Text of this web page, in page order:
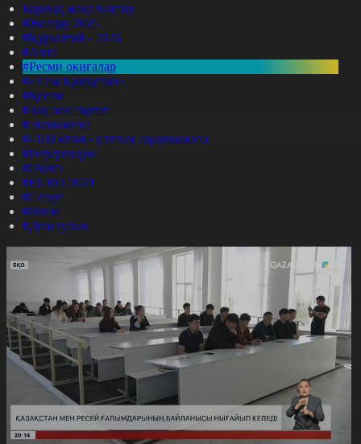
Барлық жаңалықтар
#Жолдау 2025
#Құрылтай - 2026
#Апта
#Ресми оқиғалар
#«Таза Қазақстан»
#Қоғам
#Заң мен тәртіп
#Экономика
#«100 кітап» ұлттық сауалнамасы
#Референдум
#Оқиға
#EURO 2024
#Спорт
#Әлем
#Денсаулық